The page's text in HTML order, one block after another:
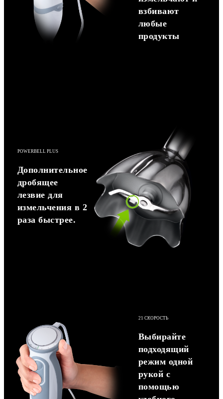
взбивают
любые
продукты
POWERBELL PLUS
Дополнительное
дробящее
лезвие для
измельчения в 2
раза быстрее.
21 СКОРОСТЬ
Выбирайте
подходящий
режим одной
рукой с
помощью